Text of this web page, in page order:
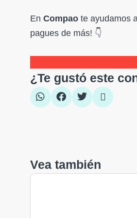
En Compao te ayudamos
pagues de más! 👇
¿Te gustó este
Vea también